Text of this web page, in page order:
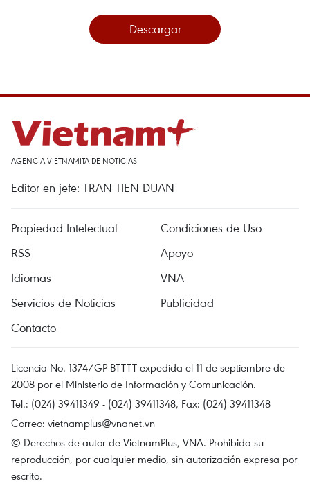
Descargar
AGENCIA VIETNAMITA DE NOTICIAS
Editor en jefe: TRAN TIEN DUAN
Propiedad Intelectual
Condiciones de Uso
RSS
Apoyo
Idiomas
VNA
Servicios de Noticias
Publicidad
Contacto
Licencia No. 1374/GP-BTTTT expedida el 11 de septiembre de
2008 por el Ministerio de Información y Comunicación.
Tel.: (024) 39411349 - (024) 39411348, Fax: (024) 39411348
Correo: vietnamplus@vnanet.vn
© Derechos de autor de VietnamPlus, VNA. Prohibida su
reproducción, por cualquier medio, sin autorización expresa por
escrito.